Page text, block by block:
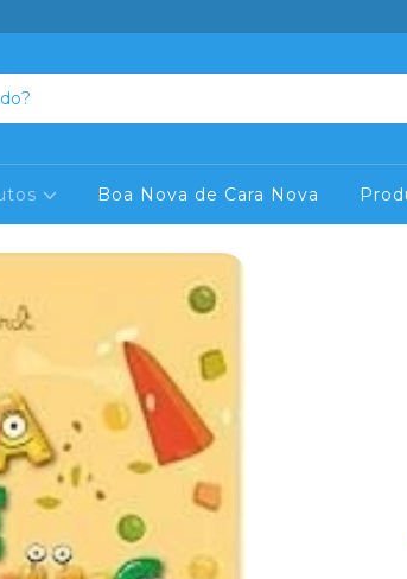
Boa Nova de Cara Nova